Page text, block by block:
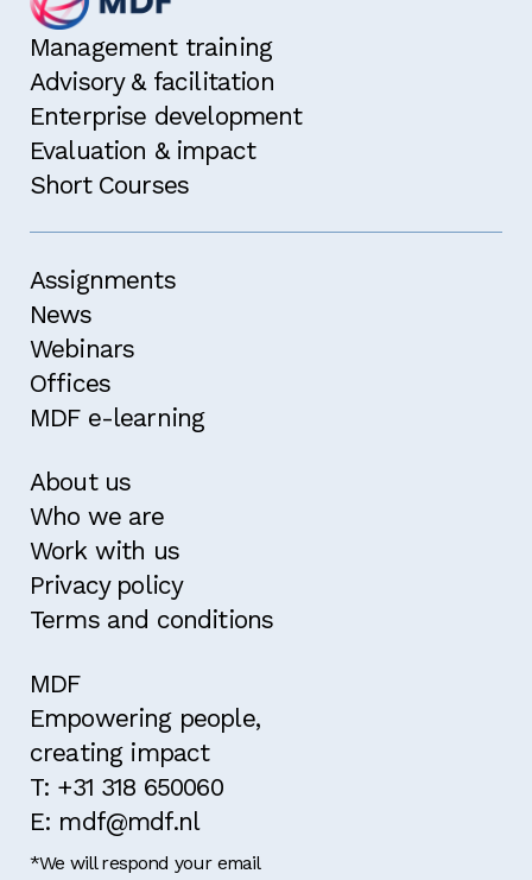
Management training
Advisory & facilitation
Enterprise development
Evaluation & impact
Short Courses
Assignments
News
Webinars
Offices
MDF e-learning
About us
Who we are
Work with us
Privacy policy
Terms and conditions
MDF
Empowering people,
creating impact
T: +31 318 650060
E: mdf@mdf.nl
*We will respond your email